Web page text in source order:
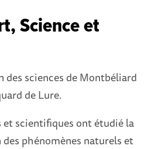
Science et
sciences de Montbéliard
de Lure.
scientifiques ont étudié la
des phénomènes naturels et